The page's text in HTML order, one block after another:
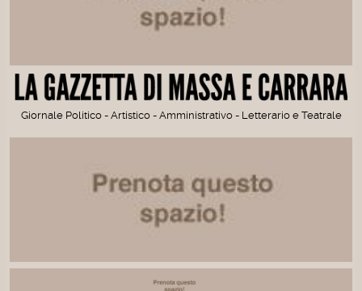
Giornale Politico - Artistico - Amministrativo - Letterario e Teatrale